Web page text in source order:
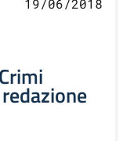
19/06/2018